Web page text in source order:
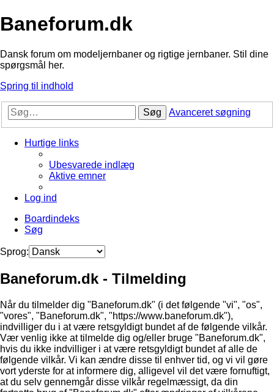
Baneforum.dk
Dansk forum om modeljernbaner og rigtige jernbaner. Stil dine
spørgsmål her.
Spring til indhold
Søg Avanceret søgning
Hurtige links
Ubesvarede indlæg
Aktive emner
Log ind
Boardindeks
Søg
Sprog:
Baneforum.dk - Tilmelding
Når du tilmelder dig "Baneforum.dk" (i det følgende "vi", "os",
"vores", "Baneforum.dk", "https://www.baneforum.dk"),
indvilliger du i at være retsgyldigt bundet af de følgende vilkår.
Vær venlig ikke at tilmelde dig og/eller bruge "Baneforum.dk",
hvis du ikke indvilliger i at være retsgyldigt bundet af alle de
følgende vilkår. Vi kan ændre disse til enhver tid, og vi vil gøre
vort yderste for at informere dig, alligevel vil det være fornuftigt,
at du selv gennemgår disse vilkår regelmæssigt, da din